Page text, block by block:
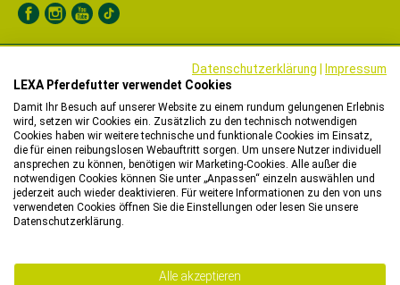
RECHTLICHES
HÄNDLER
WIR HELFEN IHNEN
Bitte beachten Sie, dass wir in unserem Onlineshop nur
entgegennehmen können.
Datenschutzerklärung
Impressum
LEXA Pferdefutter verwendet Cookies
Damit Ihr Besuch auf unserer Website zu einem rundum gelungenen Erlebnis
wird, setzen wir Cookies ein. Zusätzlich zu den technisch notwendigen
Cookies haben wir weitere technische und funktionale Cookies im Einsatz,
die für einen reibungslosen Webauftritt sorgen. Um unsere Nutzer individuell
ansprechen zu können, benötigen wir Marketing-Cookies. Alle außer die
notwendigen Cookies können Sie unter „Anpassen“ einzeln auswählen und
jederzeit auch wieder deaktivieren. Für weitere Informationen zu den von uns
verwendeten Cookies öffnen Sie die Einstellungen oder lesen Sie unsere
Datenschutzerklärung.
Alle akzeptieren